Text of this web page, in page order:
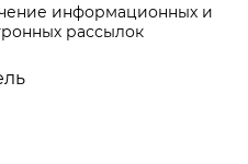
информационных и
рассылок